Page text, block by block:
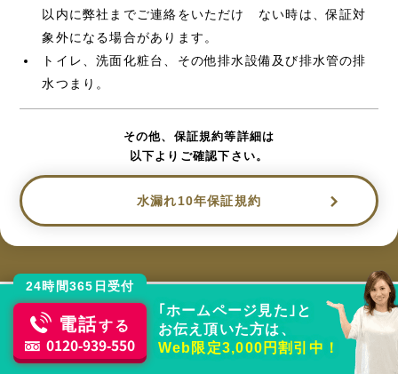
以内に弊社までご連絡をいただけ ない時は、保証対
象外になる場合があります。
トイレ、洗面化粧台、その他排水設備及び排水管の排
水つまり。
その他、保証規約等詳細は
以下よりご確認下さい。
水漏れ10年保証規約
水回りトラブルはおまかせください
24時間365日受付
電話する
0120-939-550
｢ホームページ見た｣と
お伝え頂いた方は、
Web限定3,000円割引中！